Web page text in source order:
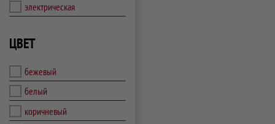
электрическая
ЦВЕТ
бежевый
белый
коричневый